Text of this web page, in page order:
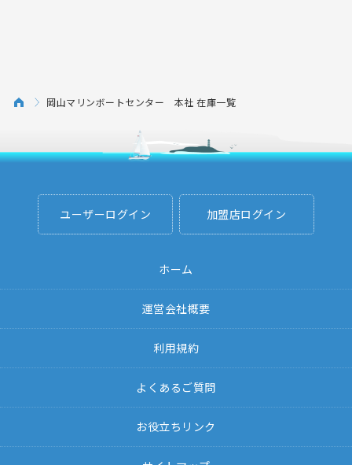
岡山マリンボートセンター 本社 在庫一覧
ユーザーログイン 加盟店ログイン
ホーム
運営会社概要
利用規約
よくあるご質問
お役立ちリンク